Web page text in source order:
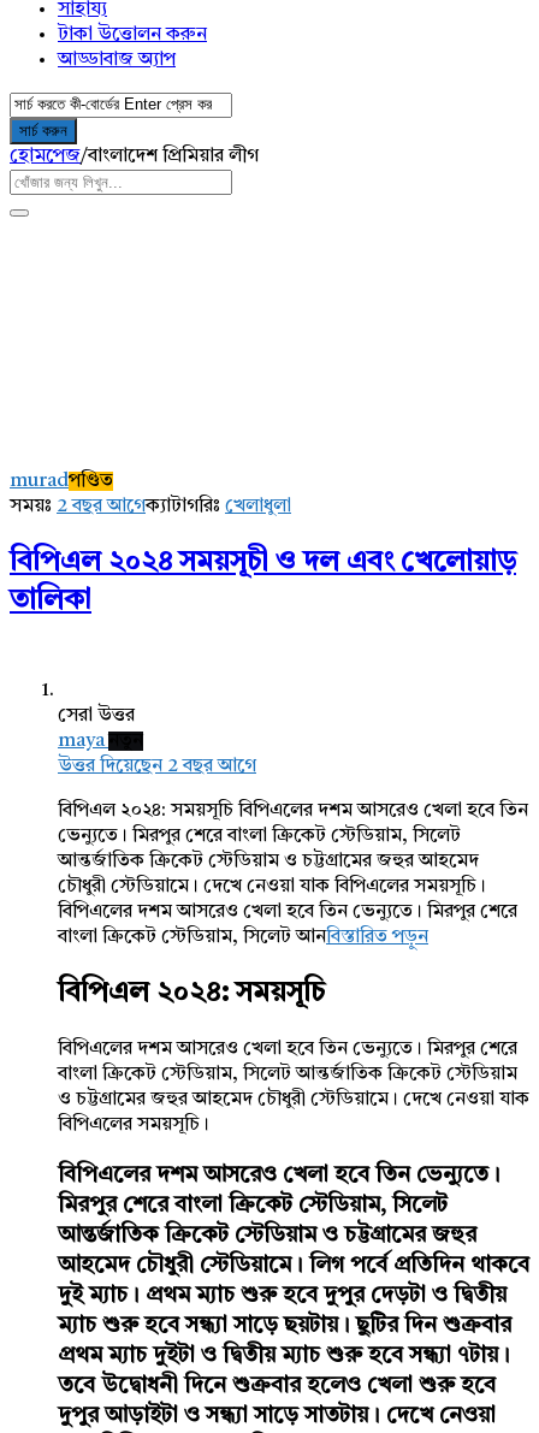
সাহায্য
টাকা উত্তোলন করুন
আড্ডাবাজ অ্যাপ
হোমপেজ/বাংলাদেশ প্রিমিয়ার লীগ
Latest
প্রশ্ন
muradপণ্ডিত
সময়ঃ 2 বছর আগেক্যাটাগরিঃ খেলাধুলা
বিপিএল ২০২৪ সময়সূচী ও দল এবং খেলোয়াড়
তালিকা
সেরা উত্তর
maya
উত্তর দিয়েছেন 2 বছর আগে
বিপিএল ২০২৪: সময়সূচি বিপিএলের দশম আসরেও খেলা হবে তিন
ভেন্যুতে। মিরপুর শেরে বাংলা ক্রিকেট স্টেডিয়াম, সিলেট
আন্তর্জাতিক ক্রিকেট স্টেডিয়াম ও চট্টগ্রামের জহুর আহমেদ
চৌধুরী স্টেডিয়ামে। দেখে নেওয়া যাক বিপিএলের সময়সূচি।
বিপিএলের দশম আসরেও খেলা হবে তিন ভেন্যুতে। মিরপুর শেরে
বাংলা ক্রিকেট স্টেডিয়াম, সিলেট আনবিস্তারিত পড়ুন
বিপিএল ২০২৪: সময়সূচি
বিপিএলের দশম আসরেও খেলা হবে তিন ভেন্যুতে। মিরপুর শেরে
বাংলা ক্রিকেট স্টেডিয়াম, সিলেট আন্তর্জাতিক ক্রিকেট স্টেডিয়াম
ও চট্টগ্রামের জহুর আহমেদ চৌধুরী স্টেডিয়ামে। দেখে নেওয়া যাক
বিপিএলের সময়সূচি।
বিপিএলের দশম আসরেও খেলা হবে তিন ভেন্যুতে।
মিরপুর শেরে বাংলা ক্রিকেট স্টেডিয়াম, সিলেট
আন্তর্জাতিক ক্রিকেট স্টেডিয়াম ও চট্টগ্রামের জহুর
আহমেদ চৌধুরী স্টেডিয়ামে। লিগ পর্বে প্রতিদিন থাকবে
দুই ম্যাচ। প্রথম ম্যাচ শুরু হবে দুপুর দেড়টা ও দ্বিতীয়
ম্যাচ শুরু হবে সন্ধ্যা সাড়ে ছয়টায়। ছুটির দিন শুক্রবার
প্রথম ম্যাচ দুইটা ও দ্বিতীয় ম্যাচ শুরু হবে সন্ধ্যা ৭টায়।
তবে উদ্বোধনী দিনে শুক্রবার হলেও খেলা শুরু হবে
দুপুর আড়াইটা ও সন্ধ্যা সাড়ে সাতটায়। দেখে নেওয়া